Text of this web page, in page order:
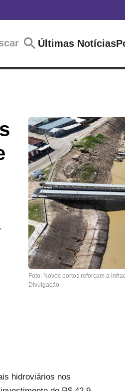
Últimas Notícias
Foto: Novos portos reforçam a
Divulgação
hidroviários nos